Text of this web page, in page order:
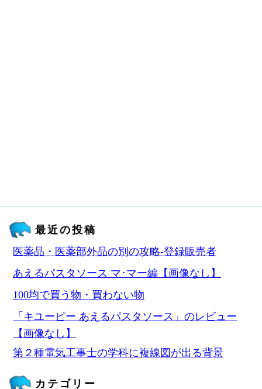
最近の投稿
医薬品・医薬部外品の別の攻略‐登録販売者
あえるパスタソース マ･マー編【画像なし】
100均で買う物・買わない物
「キユーピー あえるパスタソース」のレビュー
【画像なし】
第２種電気工事士の学科に複線図が出る背景
カテゴリー